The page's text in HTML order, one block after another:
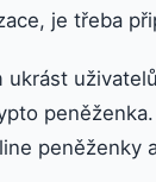
je třeba
peněženky